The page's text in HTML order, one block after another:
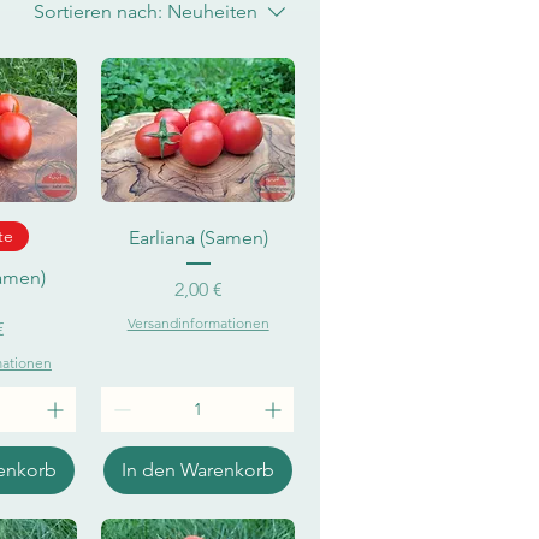
Sortieren nach: Neuheiten
Schnellansicht
Earliana (Samen)
Preis
2,00 €
Versandinformationen
In den Warenkorb